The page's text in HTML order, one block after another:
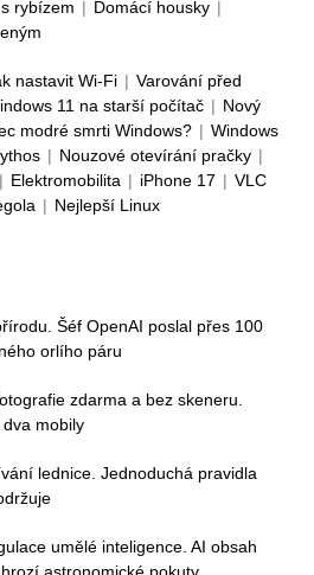
rybízem | Domácí housky |
nastavit Wi-Fi | Varování před
11 na starší počítač | Nový
modré smrti Windows? | Windows
| Nouzové otevírání pračky |
| Elektromobilita | iPhone 17 | VLC
| Nejlepší Linux
Šéf OpenAI poslal přes 100
orlího páru
zdarma a bez skeneru.
mobily
lednice. Jednoduchá pravidla
umělé inteligence. AI obsah